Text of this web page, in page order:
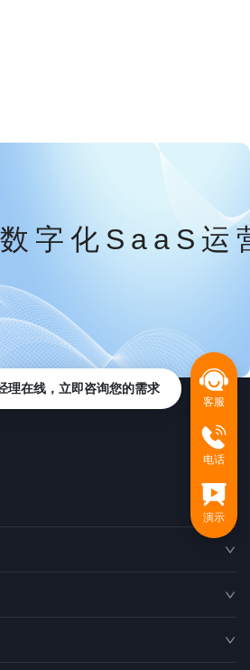
字化SaaS运
客服
电话
演示
理在线，立即咨询您的需求